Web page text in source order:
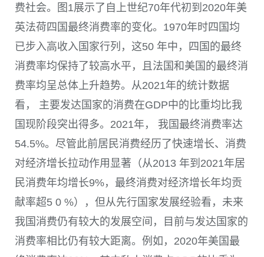
费社会。 图1展示了自上世纪70年代初到 2020年美
英法荷四国最终消费率的变化。 1970年时四国均
已步入高收入国家行列，这50 年中，四国的最终
消费率均保持了较高水平，且法国和美国的最终消
费率均呈总体上升趋势。从2021年的统计数据
看， 主要发达国家的消费在GDP中的比重均比我
国现阶段突出得多。 2021年， 我国最终消费率达
54.5%。尽管此前居民消费经历了快速增长、消费
对经济增长拉动作用显著（从2013 年到2021年居
民消费年均增长9%，最终消费对经济增长年均贡
献率超5 0 %），但从先行国家发展经验看，未来
我国消费仍有较大的发展空间，目前与发达国家的
消费率相比仍有较大距离。例如， 2020年美国最